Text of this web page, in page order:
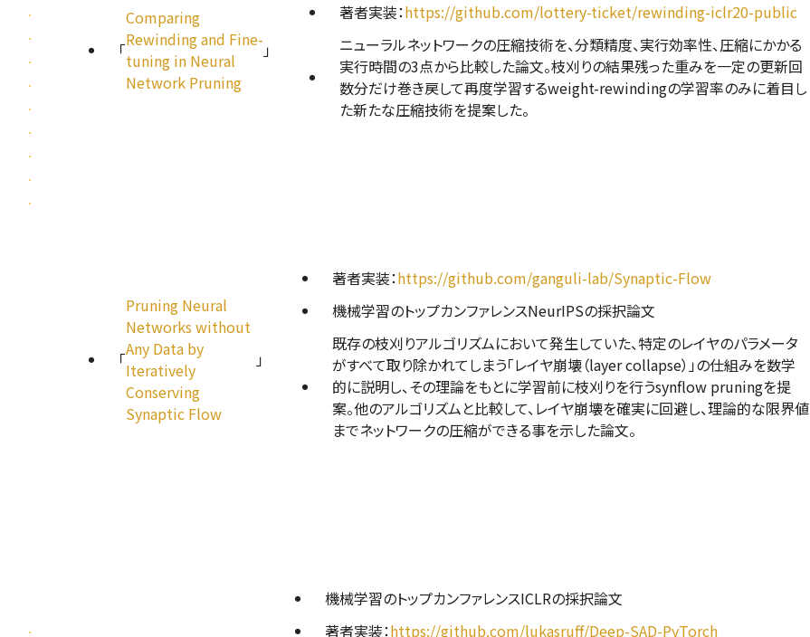
「
Comparing
Rewinding and Fine-
tuning in Neural
Network Pruning
」
著者実装：https://github.com/lottery-ticket/rewinding-iclr20-public
ニューラルネットワークの圧縮技術を、分類精度、実行効率性、圧縮にかかる
実行時間の3点から比較した論文。枝刈りの結果残った重みを一定の更新回
数分だけ巻き戻して再度学習するweight-rewindingの学習率のみに着目し
た新たな圧縮技術を提案した。
「
Pruning Neural
Networks without
Any Data by
Iteratively
Conserving
Synaptic Flow
」
著者実装：https://github.com/ganguli-lab/Synaptic-Flow
機械学習のトップカンファレンスNeurIPSの採択論文
既存の枝刈りアルゴリズムにおいて発生していた、特定のレイヤのパラメータ
がすべて取り除かれてしまう「レイヤ崩壊（layer collapse）」の仕組みを数学
的に説明し、その理論をもとに学習前に枝刈りを行うsynflow pruningを提
案。他のアルゴリズムと比較して、レイヤ崩壊を確実に回避し、理論的な限界値
までネットワークの圧縮ができる事を示した論文。
機械学習のトップカンファレンスICLRの採択論文
著者実装：https://github.com/lukasruff/Deep-SAD-PyTorch